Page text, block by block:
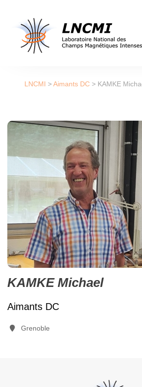
LNCMI >Aimants DC> KAMKE
KAMKE Michael
Aimants DC
Grenoble